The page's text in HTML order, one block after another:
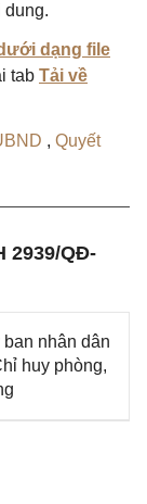
dung.
dạng file
tab Tải về
, Quyết
2939/QĐ-
nhân dân
huy phòng,